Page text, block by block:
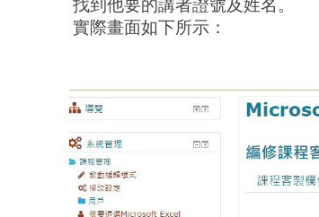
實際畫面如下所示 ：